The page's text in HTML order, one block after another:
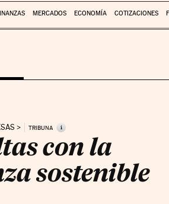
MERCADOS ECONOMÍA COTIZACIONES
TRIBUNA i
con la
sostenible